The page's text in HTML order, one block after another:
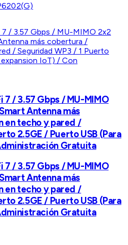
/ 3.57 Gbps / MU-MIMO
Antenna más
en techo y pared /
2.5GE / Puerto USB (Para
Gratuita
/ 3.57 Gbps / MU-MIMO
Antenna más
en techo y pared /
2.5GE / Puerto USB (Para
Gratuita